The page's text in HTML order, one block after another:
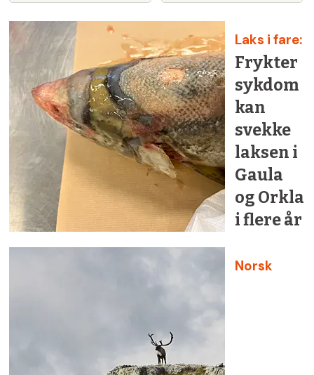
Laks i fare:
Frykter
sykdom
kan
svekke
laksen i
Gaula
og Orkla
i flere år
Norsk